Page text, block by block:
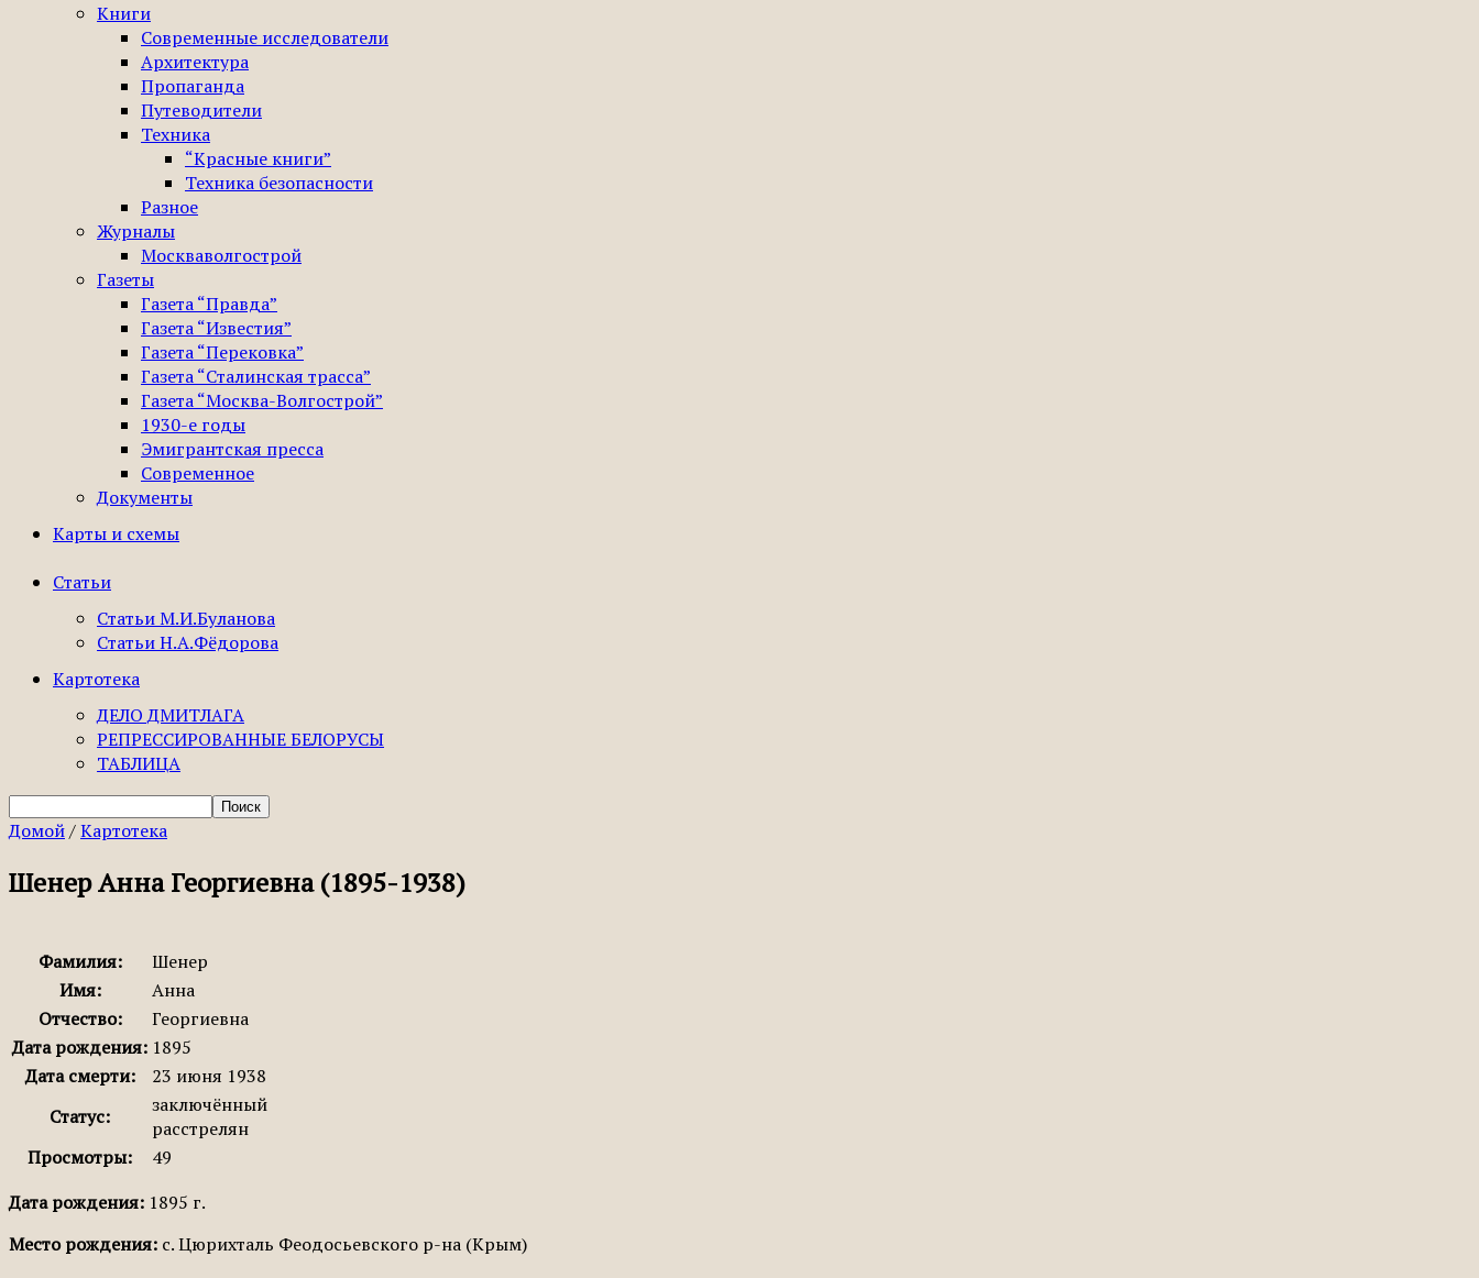
Книги
Современные исследователи
Архитектура
Пропаганда
Путеводители
Техника
“Красные книги”
Техника безопасности
Разное
Журналы
Москваволгострой
Газеты
Газета “Правда”
Газета “Известия”
Газета “Перековка”
Газета “Сталинская трасса”
Газета “Москва-Волгострой”
1930-е годы
Эмигрантская пресса
Современное
Документы
Карты и схемы
Статьи
Статьи М.И.Буланова
Статьи Н.А.Фёдорова
Картотека
ДЕЛО ДМИТЛАГА
РЕПРЕССИРОВАННЫЕ БЕЛОРУСЫ
ТАБЛИЦА
Домой/Картотека
Шенер Анна Георгиевна (1895-1938)
Фамилия:
Шенер
Имя:
Анна
Отчество:
Георгиевна
Дата рождения: 1895
Дата смерти:
23 июня 1938
Статус:
заключённый
расстрелян
Просмотры:
49
Дата рождения: 1895 г.
Место рождения: с. Цюрихталь Феодосьевского р-на (Крым)